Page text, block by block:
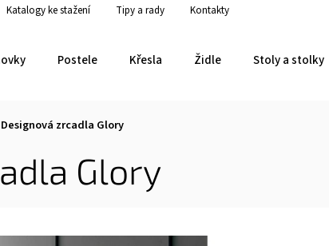
Katalogy ke stažení Tipy a rady Kontakty
Postele Křesla Židle Stoly a stolky
Designová zrcadla Glory
Glory